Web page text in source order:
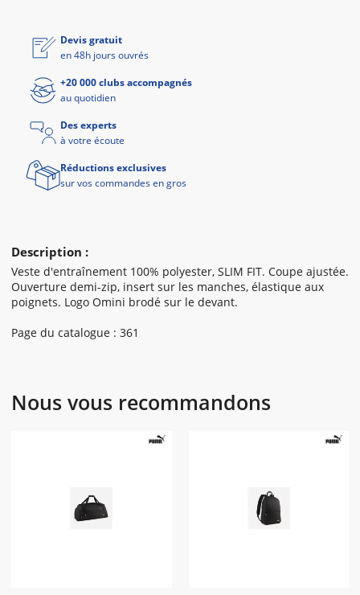
Description :
Veste d'entraînement 100% polyester, SLIM FIT. Coupe ajustée.
Ouverture demi-zip, insert sur les manches, élastique aux
poignets. Logo Omini brodé sur le devant.
Page du catalogue : 361
Devis gratuit
en 48h jours ouvrés
+20 000 clubs accompagnés
au quotidien
Des experts
à votre écoute
Réductions exclusives
sur vos commandes en gros
Nous vous recommandons